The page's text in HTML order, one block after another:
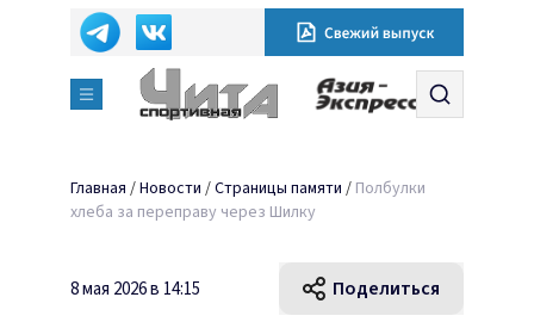
Главная /Новости /Страницы памяти / Полбулки
хлеба за переправу через Шилку
8 мая 2026 в 14:15 Поделиться